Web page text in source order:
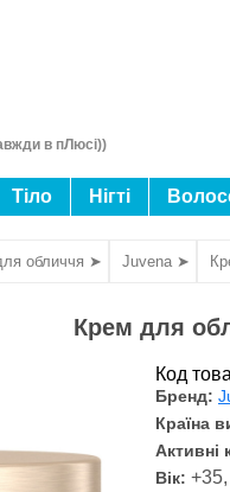
в пЛюсі))
Тіло Нігті
обличчя ➤ Juvena ➤
Крем для
Код
Бренд:
Країна
Активні
Вік: